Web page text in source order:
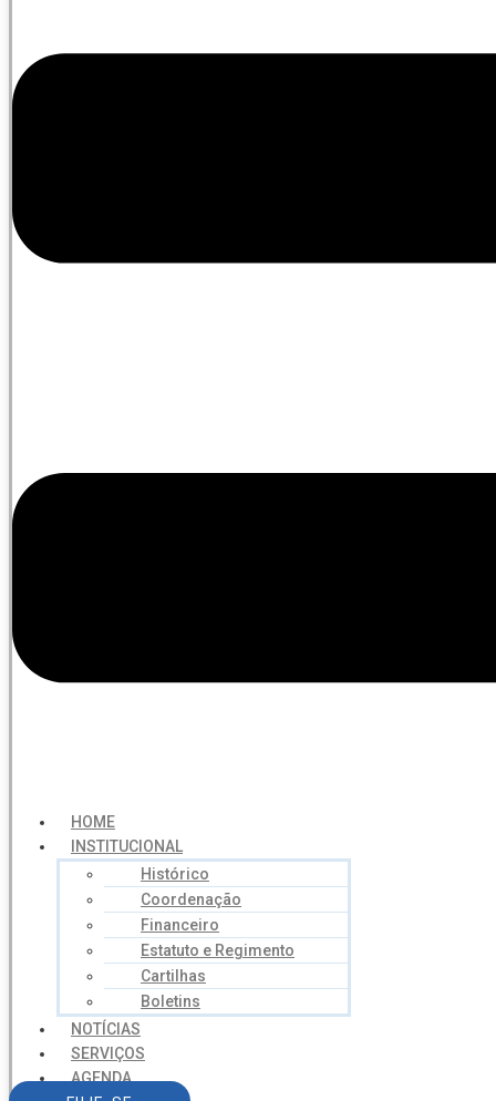
HOME
INSTITUCIONAL
Histórico
Coordenação
Financeiro
Estatuto e Regimento
Cartilhas
Boletins
NOTÍCIAS
SERVIÇOS
AGENDA